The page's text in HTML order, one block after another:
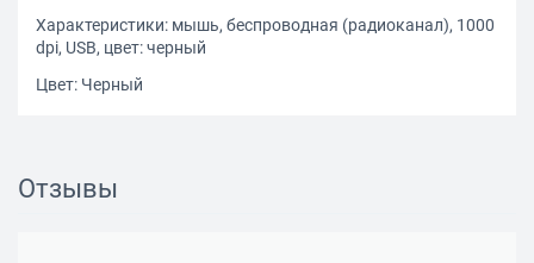
Характеристики: мышь, беспроводная (радиоканал), 1000
dpi, USB, цвет: черный
Цвет: Черный
Отзывы